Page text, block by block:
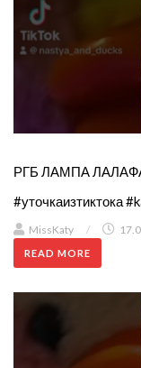
РГБ ЛАМПА
#уточкаизтиктока
MissKaty /
READ MORE